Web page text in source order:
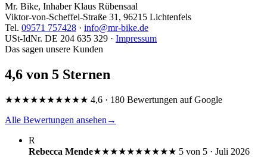
Mr. Bike, Inhaber Klaus Rübensaal
Viktor-von-Scheffel-Straße 31, 96215 Lichtenfels
Tel. 09571 757428 · info@mr-bike.de
USt-IdNr. DE 204 635 329 · Impressum
Das sagen unsere Kunden
4,6 von 5 Sternen
★★★★★★★★★★ 4,6 · 180 Bewertungen auf Google
Alle Bewertungen ansehen→
R
Rebecca Mende★★★★★★★★★★ 5 von 5 · Juli 2026